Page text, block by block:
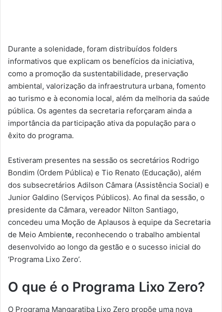
Durante a solenidade, foram distribuídos folders
informativos que explicam os benefícios da iniciativa,
como a promoção da sustentabilidade, preservação
ambiental, valorização da infraestrutura urbana, fomento
ao turismo e à economia local, além da melhoria da saúde
pública. Os agentes da secretaria reforçaram ainda a
importância da participação ativa da população para o
êxito do programa.
Estiveram presentes na sessão os secretários Rodrigo
Bondim (Ordem Pública) e Tio Renato (Educação), além
dos subsecretários Adilson Câmara (Assistência Social) e
Junior Galdino (Serviços Públicos). Ao final da sessão, o
presidente da Câmara, vereador Nilton Santiago,
concedeu uma Moção de Aplausos à equipe da Secretaria
de Meio Ambiente, reconhecendo o trabalho ambiental
desenvolvido ao longo da gestão e o sucesso inicial do
‘Programa Lixo Zero’.
O que é o Programa Lixo Zero?
O Programa Mangaratiba Lixo Zero propõe uma nova